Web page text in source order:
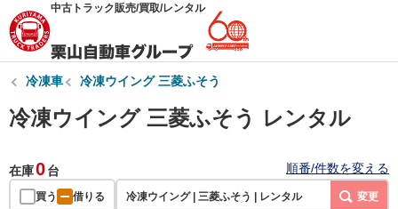
中古トラック販売/買取/レンタル
冷凍車 冷凍ウイング 三菱ふそう
冷凍ウイング 三菱ふそう レンタル
在庫0台 順番/件数を変える
買う 借りる 冷凍ウイング | 三菱ふそう | レンタル 変更